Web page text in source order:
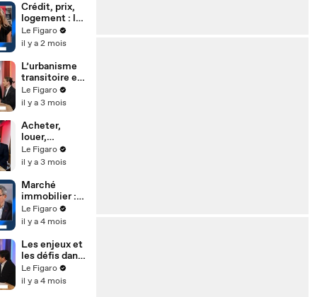
Crédit, prix,
logement : la
nouvelle
donne
Le Figaro
il y a 2 mois
L’urbanisme
transitoire et
les tiers-lieux
: quand la ville
entre deux
vies
Le Figaro
il y a 3 mois
Acheter,
louer,
emprunter :
les freins et
opportunités
Le Figaro
il y a 3 mois
Marché
immobilier :
"Pour
l'instant, ça
Le Figaro
il y a 4 mois
Les enjeux et
les défis dans
l'immobilier
neuf
Le Figaro
il y a 4 mois